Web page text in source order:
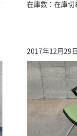
在庫数：在庫切
2017年12月29